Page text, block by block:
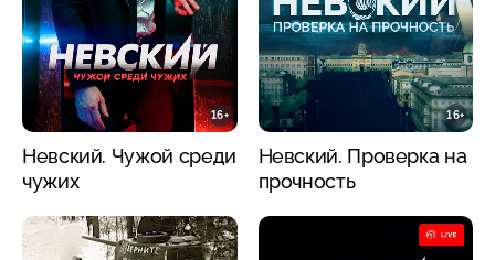
16+
Невский. Чужой среди
чужих
16+
Невский. Проверка на
прочность